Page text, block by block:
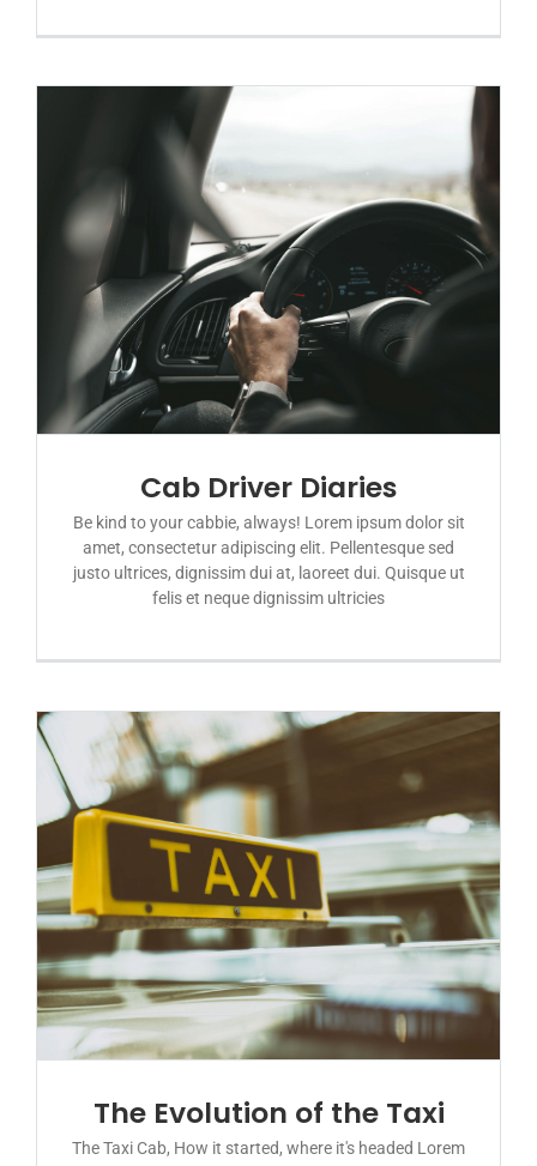
Cab Driver Diaries
Be kind to your cabbie, always! Lorem ipsum dolor sit
amet, consectetur adipiscing elit. Pellentesque sed
justo ultrices, dignissim dui at, laoreet dui. Quisque ut
felis et neque dignissim ultricies
The Evolution of the Taxi
The Taxi Cab, How it started, where it's headed Lorem